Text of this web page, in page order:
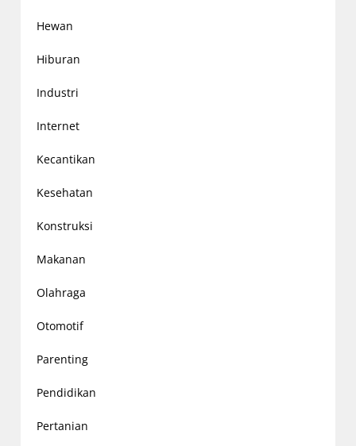
Hewan
Hiburan
Industri
Internet
Kecantikan
Kesehatan
Konstruksi
Makanan
Olahraga
Otomotif
Parenting
Pendidikan
Pertanian